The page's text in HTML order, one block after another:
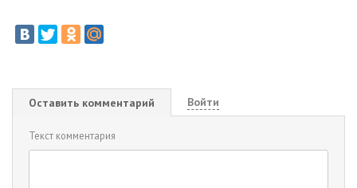
Оставить комментарий Войти
Текст комментария